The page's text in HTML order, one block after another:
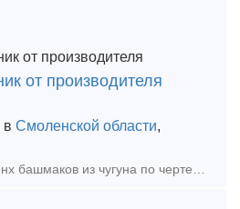
от производителя
в Смоленской области,
Изготовление токосъёмнх башмаков из чугуна по чертежам и/или образцам заказчика. Возможно изготовление как единичных изделий (для ремонтных нужд), так и серийное производство. Мы с удовольстви